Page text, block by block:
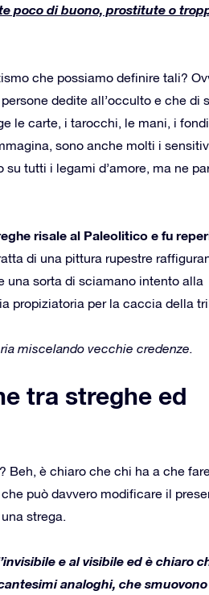
poco di buono, prostitute o
che possiamo definire tali?
dedite all’occulto e che di
le carte, i tarocchi, le mani, i
sono anche molti i
tutti i legami d’amore, ma ne
risale al Paleolitico e fu
di una pittura rupestre
una sorta di sciamano intento alla
propiziatoria per la caccia della
miscelando vecchie credenze.
tra streghe ed
Beh, è chiaro che chi ha a che
può davvero modificare il
strega.
e al visibile ed è chiaro
analoghi, che